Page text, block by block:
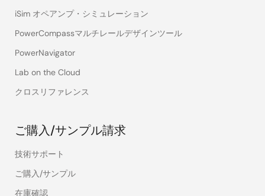
iSim オペアンプ・シミュレーション
PowerCompassマルチレールデザインツール
PowerNavigator
Lab on the Cloud
クロスリファレンス
ご購入/サンプル請求
技術サポート
ご購入/サンプル
在庫確認